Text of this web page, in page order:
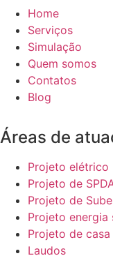
Home
Serviços
Simulação
Quem somos
Contatos
Blog
Áreas de
Projeto elétrico
Projeto de
Projeto de
Projeto energia
Projeto de
Laudos